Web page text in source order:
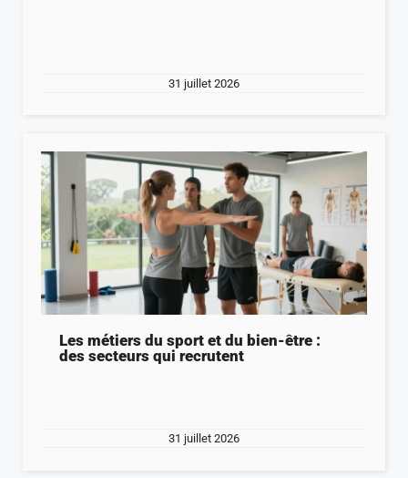
31 juillet 2026
Les métiers du sport et du bien-être :
des secteurs qui recrutent
31 juillet 2026